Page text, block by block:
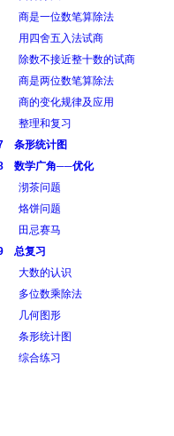
商是一位数笔算除法
用四舍五入法试商
除数不接近整十数的试商
商是两位数笔算除法
商的变化规律及应用
整理和复习
条形统计图
数学广角──优化
沏茶问题
烙饼问题
田忌赛马
总复习
大数的认识
多位数乘除法
几何图形
条形统计图
综合练习